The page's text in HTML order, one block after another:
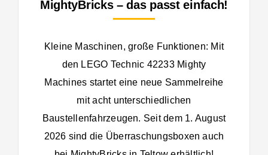
MightyBricks – das passt einfach!
Kleine Maschinen, große Funktionen: Mit
den LEGO Technic 42233 Mighty
Machines startet eine neue Sammelreihe
mit acht unterschiedlichen
Baustellenfahrzeugen. Seit dem 1. August
2026 sind die Überraschungsboxen auch